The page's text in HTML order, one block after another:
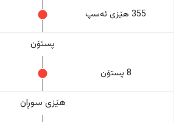
355 هێزی ئەسپ
پستۆن
8 پستۆن
هێزی سوڕان